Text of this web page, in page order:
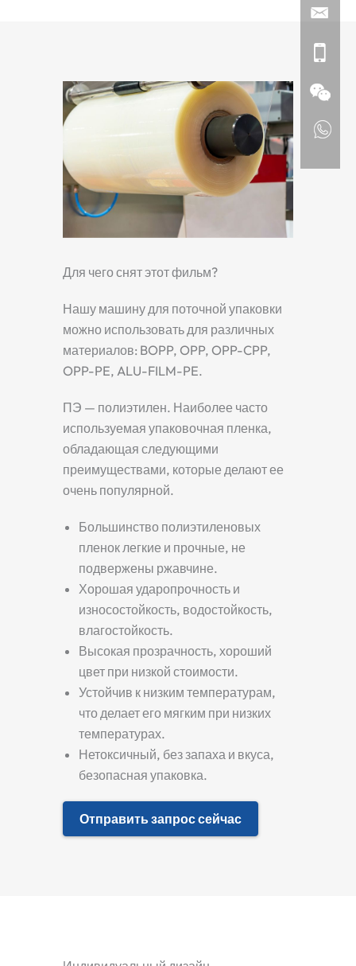
Для чего снят этот фильм?
Нашу машину для поточной упаковки
можно использовать для различных
материалов: BOPP, OPP, OPP-CPP,
OPP-PE, ALU-FILM-PE.
ПЭ — полиэтилен. Наиболее часто
используемая упаковочная пленка,
обладающая следующими
преимуществами, которые делают ее
очень популярной.
Большинство полиэтиленовых
пленок легкие и прочные, не
подвержены ржавчине.
Хорошая ударопрочность и
износостойкость, водостойкость,
влагостойкость.
Высокая прозрачность, хороший
цвет при низкой стоимости.
Устойчив к низким температурам,
что делает его мягким при низких
температурах.
Нетоксичный, без запаха и вкуса,
безопасная упаковка.
Отправить запрос сейчас